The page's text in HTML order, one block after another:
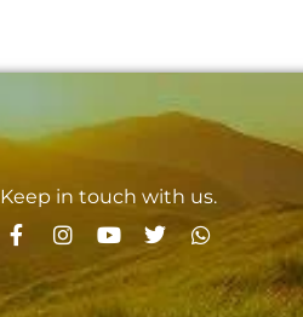
Keep in touch with us.